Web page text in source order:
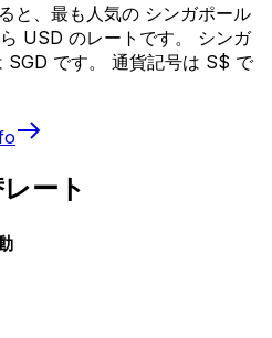
と、最も人気の シンガポール
USD のレートです。 シンガ
SGD です。 通貨記号は S$ で
ート